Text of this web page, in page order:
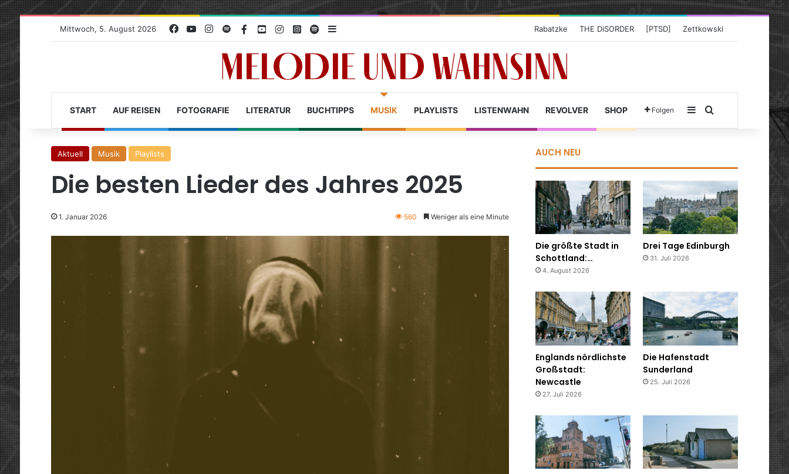
Mittwoch, 5. August 2026 Facebook
YouTubeInstagram
SpotifyFacebook Rabatzke
Youtube Rabatzke
Instagram Rabatzke
Instagram Fotografie
Spotify Rabatzke
Sidebar Rabatzke THE DiSORDER [PTSD] Zettkowski
START AUF REISEN FOTOGRAFIE LITERATUR BUCHTIPPS MUSIK PLAYLISTS LISTENWAHN REVOLVER SHOP Folgen SidebarSuche nach
Aktuell Musik Playlists
Die besten Lieder des Jahres 2025
1. Januar 2026 560 Weniger als eine Minute
AUCH NEU
Die größte Stadt in
Schottland:…
4. August 2026
Drei Tage Edinburgh
31. Juli 2026
Englands nördlichste
Großstadt:
Newcastle
27. Juli 2026
Die Hafenstadt
Sunderland
25. Juli 2026